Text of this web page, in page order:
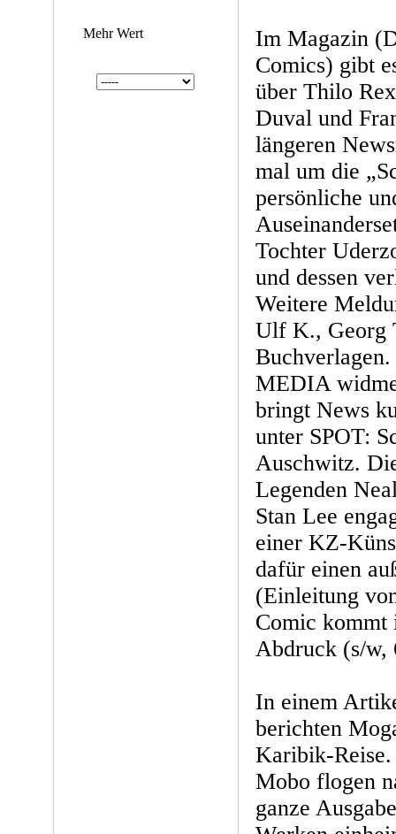
Mehr Wert
Im Magazin
Comics) gibt
über Thilo
Duval und
längeren
mal um die
persönliche
Tochter
und dessen
Weitere
Ulf K., Georg
Buchverlagen.
MEDIA
bringt News
unter SPOT:
Auschwitz.
Legenden
Stan Lee
einer KZ-
dafür einen
(Einleitung
Comic kommt
Abdruck (s/w,
In einem
berichten
Karibik-
Mobo flogen
ganze